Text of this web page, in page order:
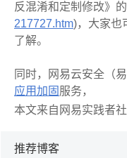
反混淆和定制修改》
217727.htm)，大家也
了解。
同时，网易云安全（
应用加固 服务，
本文来自网易实践者
推荐博客